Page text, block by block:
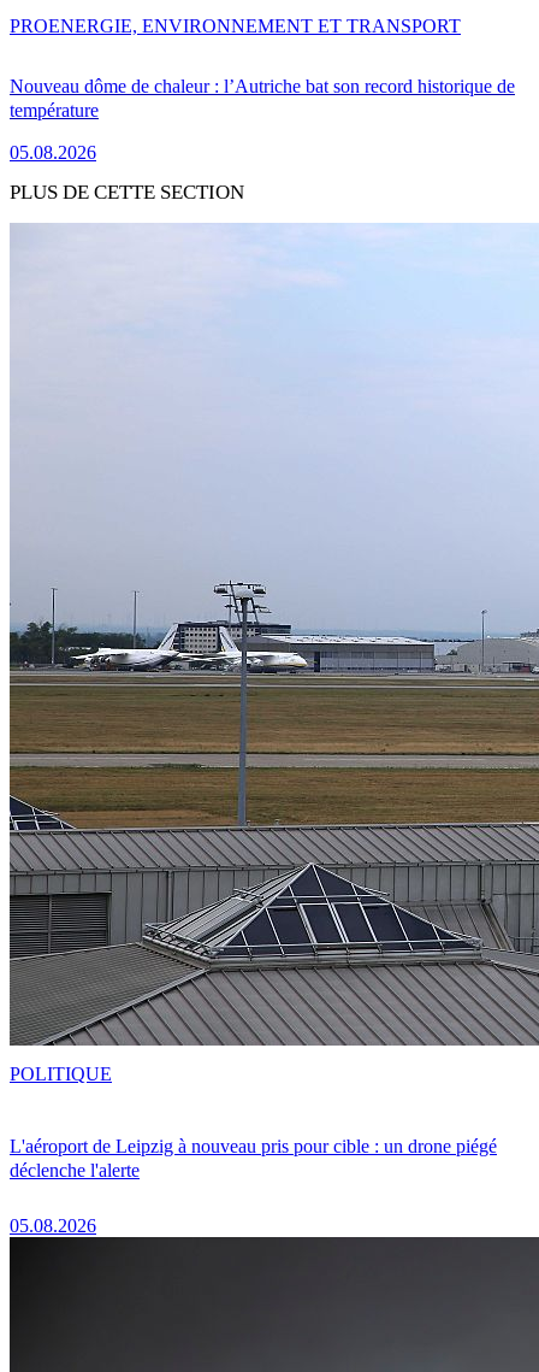
Nouveau dôme de chaleur : l’Autriche bat son record historique de
température
05.08.2026
PROENERGIE, ENVIRONNEMENT ET TRANSPORT
PLUS DE CETTE SECTION
L'aéroport de Leipzig à nouveau pris pour cible : un drone piégé
déclenche l'alerte
05.08.2026
POLITIQUE